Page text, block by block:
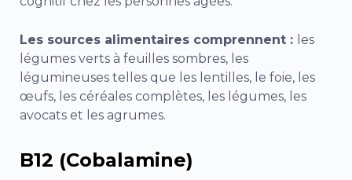
Les sources alimentaires comprennent : les
légumes verts à feuilles sombres, les
légumineuses telles que les lentilles, le foie, les
œufs, les céréales complètes, les légumes, les
avocats et les agrumes.
B12 (Cobalamine)